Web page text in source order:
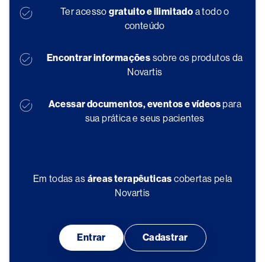
Ter acessogratuito e ilimitado a todo o
conteúdo
Encontrar informações sobre os produtos da
Novartis
Acessar documentos, eventos e vídeospara
sua prática e seus pacientes
Em todas as áreas terapêuticas cobertas pela
Novartis
Entrar Cadastrar